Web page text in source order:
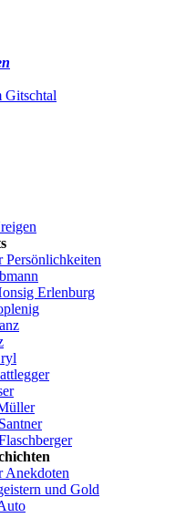
Gitschtal
Persönlichkeiten
Erlenburg
Anekdoten
und Gold